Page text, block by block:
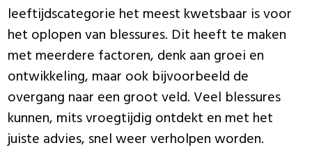
leeftijdscategorie het meest kwetsbaar is voor
het oplopen van blessures. Dit heeft te maken
met meerdere factoren, denk aan groei en
ontwikkeling, maar ook bijvoorbeeld de
overgang naar een groot veld. Veel blessures
kunnen, mits vroegtijdig ontdekt en met het
juiste advies, snel weer verholpen worden.